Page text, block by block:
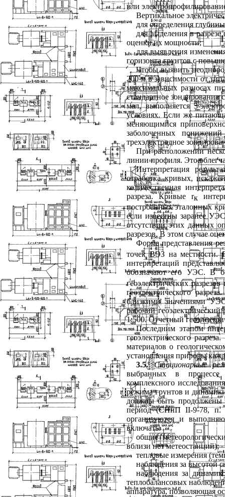
или
Вертикальное
для определения
для выделения в
оценки их мощности;
для выявления
горизонта грунтов с
Чтобы выявить
200 м в зависимости от
максимальных разносах
стандартное
мал, выполняется 3-
условиях. Если же
меняющимися
заболоченных
трехэлектродное
При расположении
линии профиля. Это
Интерпретация
отработка кривых,
количественная
разреза. Кривые rк
построенных эталонных
если известны заранее
отсутствии этих данных
разрезов. В этом случае
Форма представления
точек ВЭЗ на местности.
интерпретаций
обозначают его УЭС. В
геоэлектрических
геоэлектрического
близкими значениями
рабочий
1:500.Отчетный
Последним этапом
геоэлектрического
материалов о
установления природы
3.5.
Стационарные
выбранных в процессе
комплексного
режима грунтов и
должны быть продолжены
период (СНиПII-9-78, п.
организуются и
включать:
общие
вблизи нет метеостанций);
тепловые измерения
наблюдения за высотой
наблюдения за
теплобалансовых
аппаратура, позволяющая